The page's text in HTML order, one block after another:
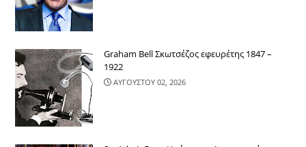
Graham Bell Σκωτσέζος εφευρέτης 1847 –
1922
ΑΥΓΟΥΣΤΟΥ 02, 2026